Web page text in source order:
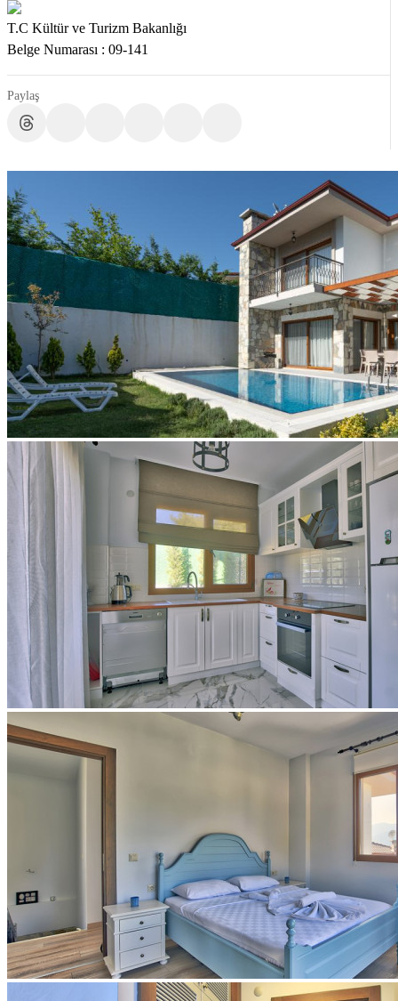
T.C Kültür ve Turizm Bakanlığı
Belge Numarası : 09-141
Paylaş